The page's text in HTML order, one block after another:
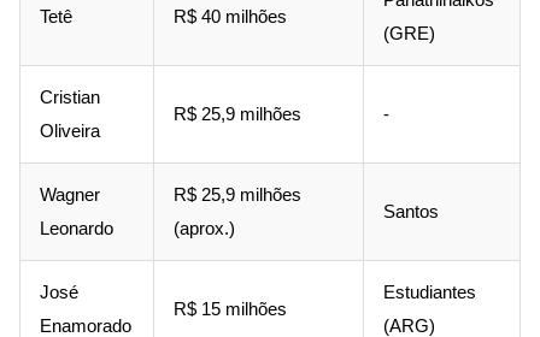
Tetê R$ 40 milhões
(GRE)
Cristian
Oliveira
R$ 25,9 milhões -
Wagner
Leonardo
R$ 25,9 milhões
(aprox.)
Santos
José
Enamorado
R$ 15 milhões
Estudiantes
(ARG)